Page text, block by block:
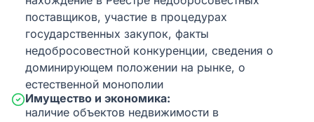
поставщиков, участие в процедурах
государственных закупок, факты
недобросовестной конкуренции, сведения о
доминирующем положении на рынке, о
естественной монополии
Имущество и экономика:
наличие объектов недвижимости в